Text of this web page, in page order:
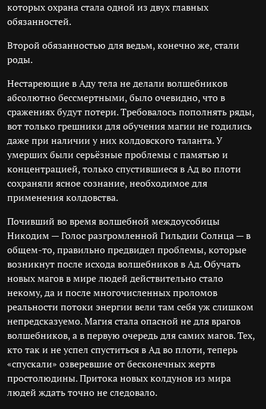
которых охрана стала одной из двух главных
обязанностей.
Второй обязанностью для ведьм, конечно же, стали
роды.
Нестареющие в Аду тела не делали волшебников
абсолютно бессмертными, было очевидно, что в
сражениях будут потери. Требовалось пополнять ряды,
вот только грешники для обучения магии не годились
даже при наличии у них колдовского таланта. У
умерших были серьёзные проблемы с памятью и
концентрацией, только спустившиеся в Ад во плоти
сохраняли ясное сознание, необходимое для
применения колдовства.
Почивший во время волшебной междоусобицы
Никодим — Голос разгромленной Гильдии Солнца — в
общем-то, правильно предвидел проблемы, которые
возникнут после исхода волшебников в Ад. Обучать
новых магов в мире людей действительно стало
некому, да и после многочисленных проломов
реальности потоки энергии вели там себя уж слишком
непредсказуемо. Магия стала опасной не для врагов
волшебников, а в первую очередь для самих магов. Тех,
кто так и не успел спуститься в Ад во плоти, теперь
«спускали» озверевшие от бесконечных жертв
простолюдины. Притока новых колдунов из мира
людей ждать точно не следовало.